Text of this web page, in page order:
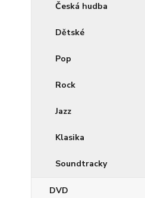
Česká hudba
Dětské
Pop
Rock
Jazz
Klasika
Soundtracky
DVD